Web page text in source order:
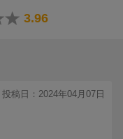
へのグローバル展開を
自身のスポーツマネ
3.96
投稿日：2024年04月07日